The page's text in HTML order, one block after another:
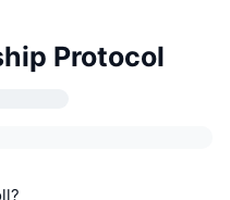
Protocol